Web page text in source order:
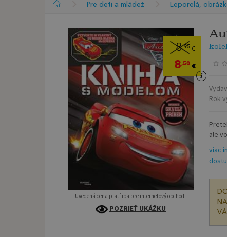
Pre deti a mládež Leporelá,
8,95 €
8,50 €
Uvedená cena platí iba pre internetový obchod.
POZRIEŤ UKÁŽKU
Rok
ale
viac